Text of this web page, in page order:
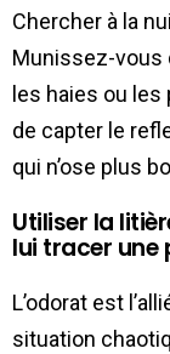
Chercher à la
Munissez-vous
les haies ou les
de capter le
qui n’ose plus
Utiliser la
lui tracer
L’odorat est
situation